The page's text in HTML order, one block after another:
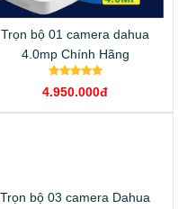
Trọn bộ 01 camera dahua
4.0mp Chính Hãng
4.950.000đ